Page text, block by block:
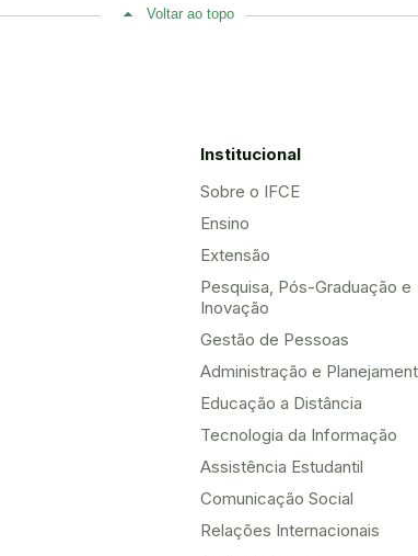
Voltar ao topo
Institucional
Sobre o IFCE
Ensino
Extensão
Pesquisa, Pós-Graduação e
Inovação
Gestão de Pessoas
Administração e
Educação a Distância
Tecnologia da Informação
Assistência Estudantil
Comunicação Social
Relações Internacionais